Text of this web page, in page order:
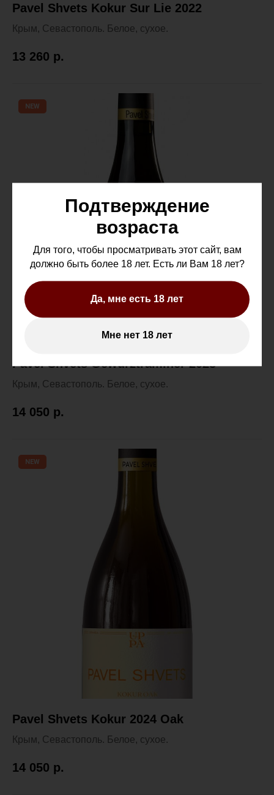
Подтверждение
возраста
Для того, чтобы просматривать этот сайт, вам
должно быть более 18 лет. Есть ли Вам 18 лет?
Да, мне есть 18 лет
Мне нет 18 лет
Pavel Shvets Kokur Sur Lie 2022
Крым, Севастополь. Белое, сухое.
13 260 р.
NEW
Pavel Shvets Gewurztraminer 2023
Крым, Севастополь. Белое, сухое.
14 050 р.
NEW
Pavel Shvets Kokur 2024 Oak
Крым, Севастополь. Белое, сухое.
14 050 р.